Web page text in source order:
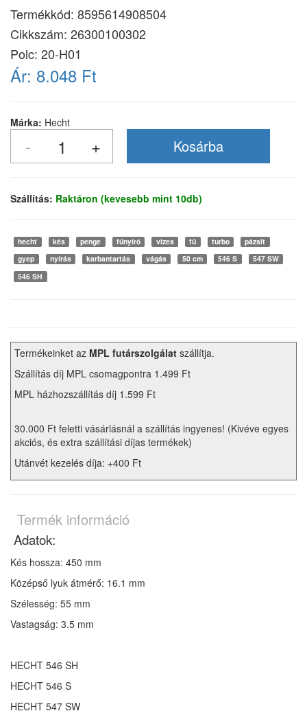
Termékkód: 8595614908504
Cikkszám: 26300100302
Polc: 20-H01
Ár: 8.048 Ft
Márka: Hecht
Szállítás: Raktáron (kevesebb mint 10db)
hecht kés penge fűnyíró vizes fű turbo
pázsit
gyep
nyírás karbantartás vágás 50 cm 546 S
547 SW
546 SH
Termékeinket az MPL futárszolgálat szállítja.
Szállítás díj MPL csomagpontra 1.499 Ft
MPL házhozszállítás díj 1.599 Ft
30.000 Ft feletti vásárlásnál a szállítás ingyenes! (Kivéve egyes
akciós, és extra szállítási díjas termékek)
Utánvét kezelés díja: +400 Ft
Termék információ
Adatok:
Kés hossza: 450 mm
Középső lyuk átmérő: 16.1 mm
Szélesség: 55 mm
Vastagság: 3.5 mm
HECHT 546 SH
HECHT 546 S
HECHT 547 SW